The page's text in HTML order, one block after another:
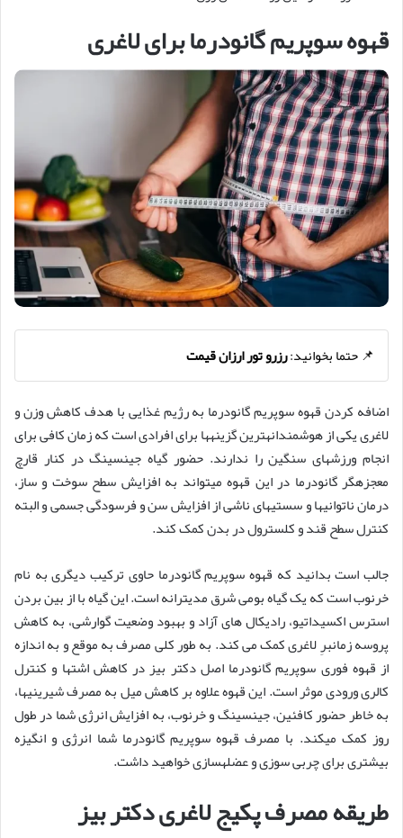
قهوه سوپریم گانودرما برای لاغری
📌 حتما بخوانید:رزرو تور ارزان قیمت
اضافه کردن قهوه سوپریم گانودرما به رژیم غذایی با هدف کاهش وزن و
لاغری یکی از هوشمندانهترین گزینهها برای افرادی است که زمان کافی برای
انجام ورزشهای سنگین را ندارند. حضور گیاه جینسینگ در کنار قارچ
معجزهگر گانودرما در این قهوه میتواند به افزایش سطح سوخت و ساز،
درمان ناتوانیها و سستیهای ناشی از افزایش سن و فرسودگی جسمی و البته
کنترل سطح قند و کلسترول در بدن کمک کند.
جالب است بدانید که قهوه سوپریم گانودرما حاوی ترکیب دیگری به نام
خرنوب است که یک گیاه بومی شرق مدیترانه است. این گیاه با از بین بردن
استرس اکسیداتیو، رادیکال های آزاد و بهبود وضعیت گوارشی، به کاهش
پروسه زمانبرِ لاغری کمک می کند. به طور کلی مصرف به موقع و به اندازه
از قهوه فوری سوپریم گانودرما اصل دکتر بیز در کاهش اشتها و کنترل
کالری ورودی موثر است. این قهوه علاوه بر کاهش میل به مصرف شیرینیها،
به خاطر حضور کافئین، جینسینگ و خرنوب، به افزایش انرژی شما در طول
روز کمک میکند. با مصرف قهوه سوپریم گانودرما شما انرژی و انگیزه
بیشتری برای چربی سوزی و عضلهسازی خواهید داشت.
طریقه مصرف پکیج لاغری دکتر بیز